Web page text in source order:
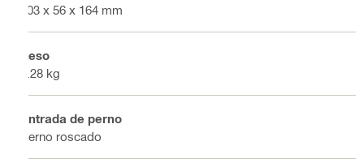
403 x 56 x 164 mm
Peso
2.28 kg
Entrada de perno
Perno roscado